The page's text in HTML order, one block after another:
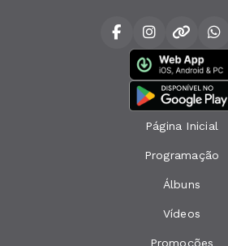
Página Inicial
Programação
Álbuns
Vídeos
Promoções